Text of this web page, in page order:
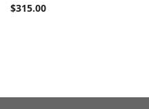
$315.00